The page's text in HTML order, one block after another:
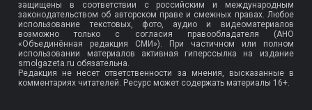
защищены в соответствии с российским и международным
законодательством об авторском праве и смежных правах. Любое
использование текстовых, фото, аудио и видеоматериалов
возможно только с согласия правообладателя (АНО
«Объединённая редакция СМИ»). При частичном или полном
использовании материалов активная гиперссылка на издание
smolgazeta.ru обязательна.
Редакция не несет ответственности за мнения, высказанные в
комментариях читателей. Ресурс может содержать материалы 16+.